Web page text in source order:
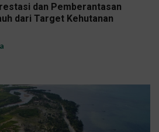
dan Pemberantasan
dari Target Kehutanan